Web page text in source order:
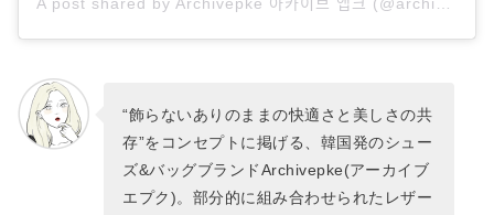
“飾らないありのままの快適さと美しさの共
存”をコンセプトに掲げる、韓国発のシュー
ズ&バッグブランドArchivepke(アーカイブ
エプク)。部分的に組み合わせられたレザー